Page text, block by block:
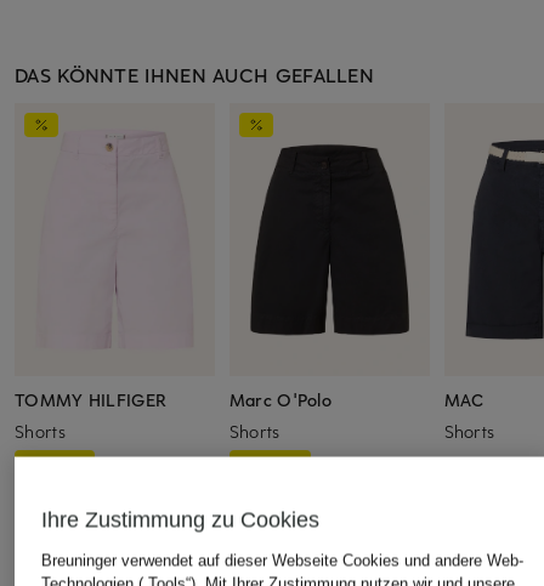
DAS KÖNNTE IHNEN AUCH GEFALLEN
TOMMY HILFIGER
Shorts
Marc O'Polo
Shorts
MAC
Shorts
CHF 80
Ihre Zustimmung zu Cookies
Breuninger verwendet auf dieser Webseite Cookies und andere Web-